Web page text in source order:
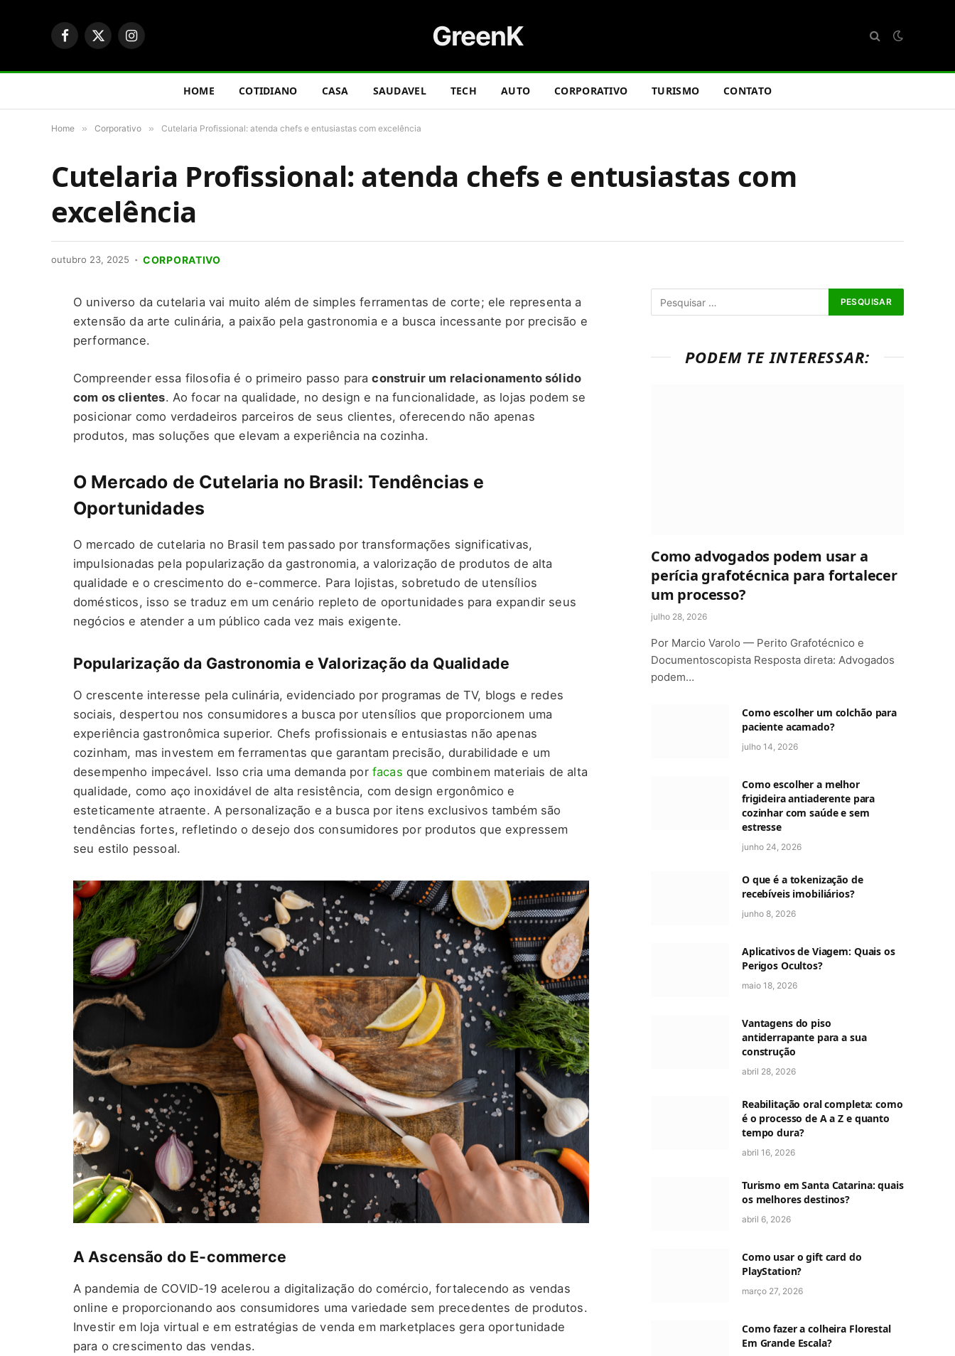
Facebook
X
Instagram GreenK
HOME COTIDIANO CASA SAUDAVEL TECH AUTO CORPORATIVO TURISMO CONTATO
Home » Corporativo » Cutelaria Profissional: atenda chefs e entusiastas com excelência
Cutelaria Profissional: atenda chefs e entusiastas com
excelência
outubro 23, 2025 CORPORATIVO
O universo da cutelaria vai muito além de simples ferramentas de corte; ele representa a
extensão da arte culinária, a paixão pela gastronomia e a busca incessante por precisão e
performance.
Compreender essa filosofia é o primeiro passo paraconstruir um relacionamento sólido
com os clientes. Ao focar na qualidade, no design e na funcionalidade, as lojas podem se
posicionar como verdadeiros parceiros de seus clientes, oferecendo não apenas
produtos, mas soluções que elevam a experiência na cozinha.
O Mercado de Cutelaria no Brasil: Tendências e
Oportunidades
O mercado de cutelaria no Brasil tem passado por transformações significativas,
impulsionadas pela popularização da gastronomia, a valorização de produtos de alta
qualidade e o crescimento do e-commerce. Para lojistas, sobretudo de utensílios
domésticos, isso se traduz em um cenário repleto de oportunidades para expandir seus
negócios e atender a um público cada vez mais exigente.
Popularização da Gastronomia e Valorização da Qualidade
O crescente interesse pela culinária, evidenciado por programas de TV, blogs e redes
sociais, despertou nos consumidores a busca por utensílios que proporcionem uma
experiência gastronômica superior. Chefs profissionais e entusiastas não apenas
cozinham, mas investem em ferramentas que garantam precisão, durabilidade e um
desempenho impecável. Isso cria uma demanda por facas que combinem materiais de alta
qualidade, como aço inoxidável de alta resistência, com design ergonômico e
esteticamente atraente. A personalização e a busca por itens exclusivos também são
tendências fortes, refletindo o desejo dos consumidores por produtos que expressem
seu estilo pessoal.
A Ascensão do E-commerce
A pandemia de COVID-19 acelerou a digitalização do comércio, fortalecendo as vendas
online e proporcionando aos consumidores uma variedade sem precedentes de produtos.
Investir em loja virtual e em estratégias de venda em marketplaces gera oportunidade
para o crescimento das vendas.
PODEM TE INTERESSAR:
Como advogados podem usar a
perícia grafotécnica para fortalecer
um processo?
julho 28, 2026
Por Marcio Varolo — Perito Grafotécnico e
Documentoscopista Resposta direta: Advogados
podem…
Como escolher um colchão para
paciente acamado?
julho 14, 2026
Como escolher a melhor
frigideira antiaderente para
cozinhar com saúde e sem
estresse
junho 24, 2026
O que é a tokenização de
recebíveis imobiliários?
junho 8, 2026
Aplicativos de Viagem: Quais os
Perigos Ocultos?
maio 18, 2026
Vantagens do piso
antiderrapante para a sua
construção
abril 28, 2026
Reabilitação oral completa: como
é o processo de A a Z e quanto
tempo dura?
abril 16, 2026
Turismo em Santa Catarina: quais
os melhores destinos?
abril 6, 2026
Como usar o gift card do
PlayStation?
março 27, 2026
Como fazer a colheira Florestal
Em Grande Escala?